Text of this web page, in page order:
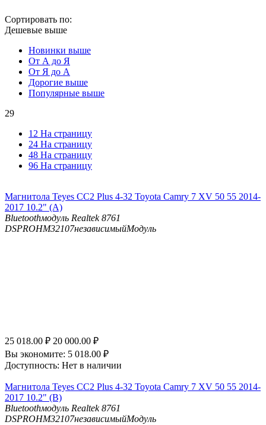
Сортировать по:
Дешевые выше
Новинки выше
От А до Я
От Я до А
Дорогие выше
Популярные выше
29
12 На страницу
24 На страницу
48 На страницу
96 На страницу
Магнитола Teyes CC2 Plus 4-32 Toyota Camry 7 XV 50 55 2014-
2017 10.2" (A)
Bluetoothмодуль Realtek 8761
DSPROHM32107независимыйМодуль
25 018.00 ₽ 20 000.00 ₽
Вы экономите: 5 018.00 ₽
Доступность: Нет в наличии
Магнитола Teyes CC2 Plus 4-32 Toyota Camry 7 XV 50 55 2014-
2017 10.2" (B)
Bluetoothмодуль Realtek 8761
DSPROHM32107независимыйМодуль